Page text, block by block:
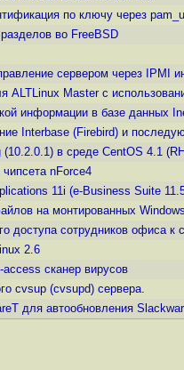
по ключу через
во FreeBSD
сервером через IPMI
ALTLinux Master с
информации в базе данных
Interbase (Firebird) и
(10.2.0.1) в среде CentOS 4.1
nForce4
11i (e-Business Suite
на монтированных
доступа сотрудников офиса к
2.6
сканер вирусов
cvsup (cvsupd) сервера.
для автообновления